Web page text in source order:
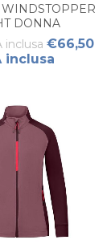
WINDSTOPPER
DONNA
inclusa €66,50
inclusa